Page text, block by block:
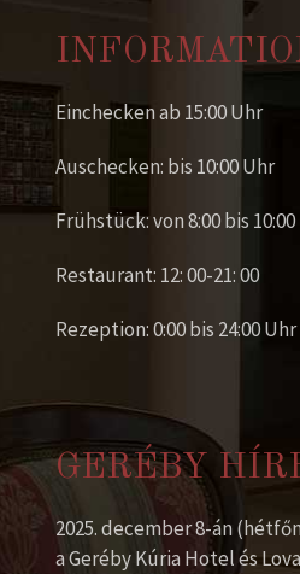
Einchecken ab 15:00 Uhr
Auschecken: bis 10:00 Uhr
Frühstück: von 8:00 bis
Restaurant: 12: 00-21: 00
Rezeption: 0:00 bis 24:00 Uhr
GERÉBY
2025. december 8-án
a Geréby Kúria Hotel és